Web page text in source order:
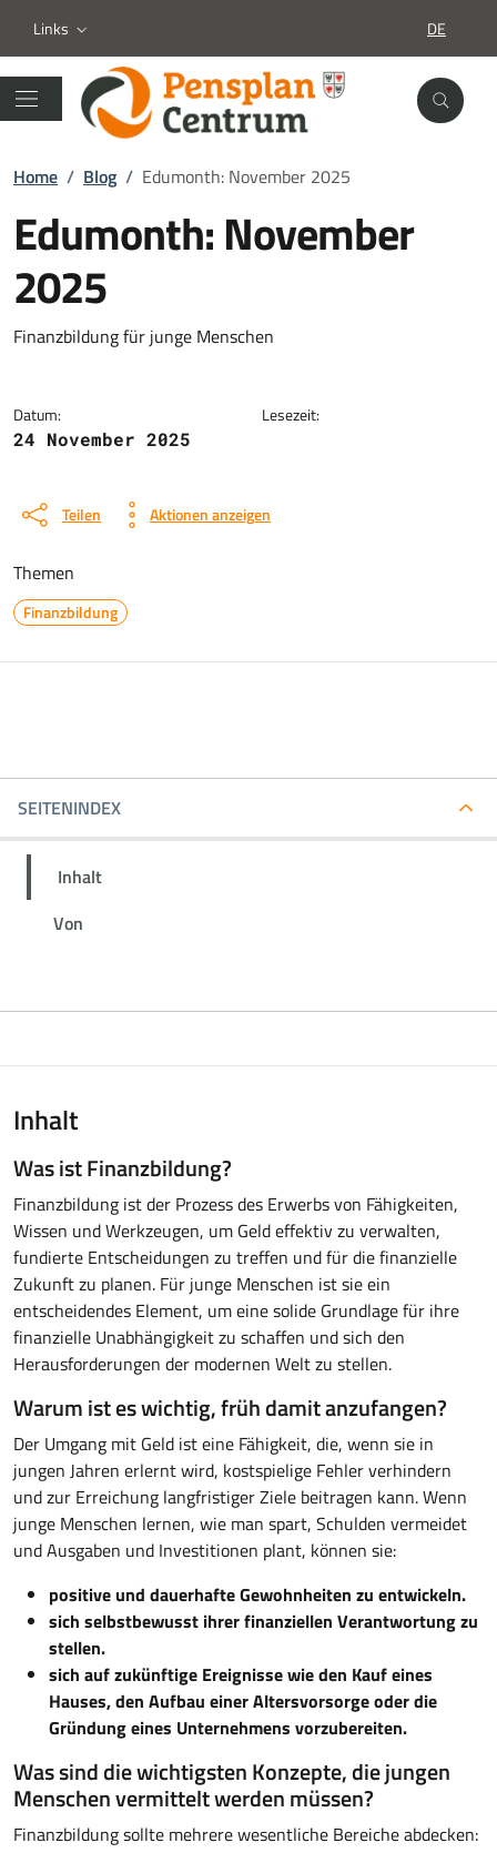
Links DE
Home / Blog / Edumonth: November 2025
Edumonth: November
2025
Details zur News
Finanzbildung für junge Menschen
Datum:
24 November 2025
Lesezeit:
Teilen Aktionen anzeigen
Themen
Finanzbildung
SEITENINDEX
Inhalt
Von
Inhalt
Was ist Finanzbildung?
Finanzbildung ist der Prozess des Erwerbs von Fähigkeiten,
Wissen und Werkzeugen, um Geld effektiv zu verwalten,
fundierte Entscheidungen zu treffen und für die finanzielle
Zukunft zu planen. Für junge Menschen ist sie ein
entscheidendes Element, um eine solide Grundlage für ihre
finanzielle Unabhängigkeit zu schaffen und sich den
Herausforderungen der modernen Welt zu stellen.
Warum ist es wichtig, früh damit anzufangen?
Der Umgang mit Geld ist eine Fähigkeit, die, wenn sie in
jungen Jahren erlernt wird, kostspielige Fehler verhindern
und zur Erreichung langfristiger Ziele beitragen kann. Wenn
junge Menschen lernen, wie man spart, Schulden vermeidet
und Ausgaben und Investitionen plant, können sie:
positive und dauerhafte Gewohnheiten zu entwickeln.
sich selbstbewusst ihrer finanziellen Verantwortung zu
stellen.
sich auf zukünftige Ereignisse wie den Kauf eines
Hauses, den Aufbau einer Altersvorsorge oder die
Gründung eines Unternehmens vorzubereiten.
Was sind die wichtigsten Konzepte, die jungen
Menschen vermittelt werden müssen?
Finanzbildung sollte mehrere wesentliche Bereiche abdecken: